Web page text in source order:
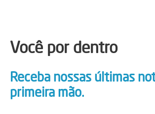
Você por dentro
Receba nossas últimas
primeira mão.